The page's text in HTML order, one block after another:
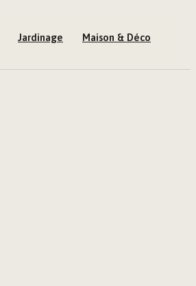
Jardinage Maison & Déco